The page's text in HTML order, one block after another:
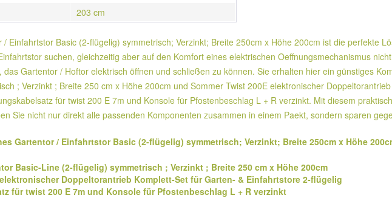
203 cm
/ Einfahrtstor Basic (2-flügelig) symmetrisch; Verzinkt; Breite 250cm x Höhe 200cm ist die perfekte
suchen, gleichzeitig aber auf den Komfort eines elektrischen Oeffnungsmechanismus
Gartentor / Hoftor elektrisch öffnen und schließen zu können. Sie erhalten hier ein günstiges
; Verzinkt ; Breite 250 cm x Höhe 200cm und Sommer Twist 200E elektronischer
für twist 200 E 7m und Konsole für Pfostenbeschlag L + R verzinkt. Mit diesem
Sie nicht nur direkt alle passenden Komponenten zusammen in einem Paekt, sondern sparen
Gartentor / Einfahrtstor Basic (2-flügelig) symmetrisch; Verzinkt; Breite 250cm x Höhe
Basic-Line (2-flügelig) symmetrisch ; Verzinkt ; Breite 250 cm x Höhe 200cm
Doppeltorantrieb Komplett-Set für Garten- & Einfahrtstore 2-flügelig
für twist 200 E 7m und Konsole für Pfostenbeschlag L + R verzinkt